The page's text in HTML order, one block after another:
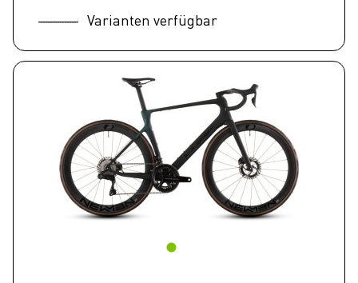
Varianten verfügbar